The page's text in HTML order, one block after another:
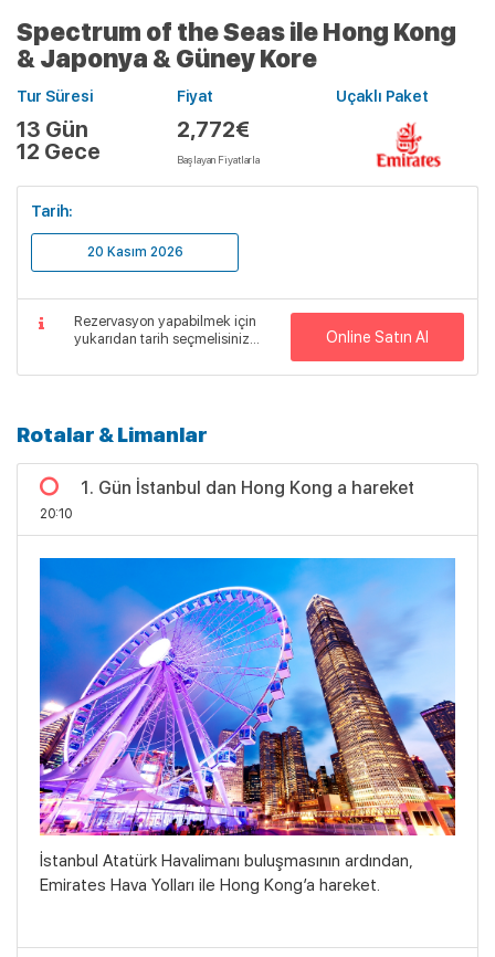
Spectrum of the Seas ile Hong Kong
& Japonya & Güney Kore
Tur Süresi
13 Gün
12 Gece
Fiyat
2,772€
Başlayan Fiyatlarla
Uçaklı Paket
Tarih:
20 Kasım 2026
Rezervasyon yapabilmek için
yukarıdan tarih seçmelisiniz...
Online Satın Al
Rotalar & Limanlar
1. Gün İstanbul dan Hong Kong a hareket
20:10
İstanbul Atatürk Havalimanı buluşmasının ardından,
Emirates Hava Yolları ile Hong Kong’a hareket.